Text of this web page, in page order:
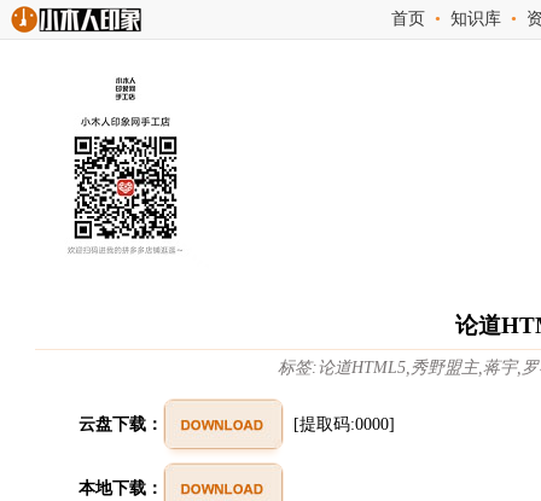
首页 •知识库 •
论道
标签:论道HTML5,秀野盟主,蒋宇,
云盘下载： [提取码:0000]
本地下载：